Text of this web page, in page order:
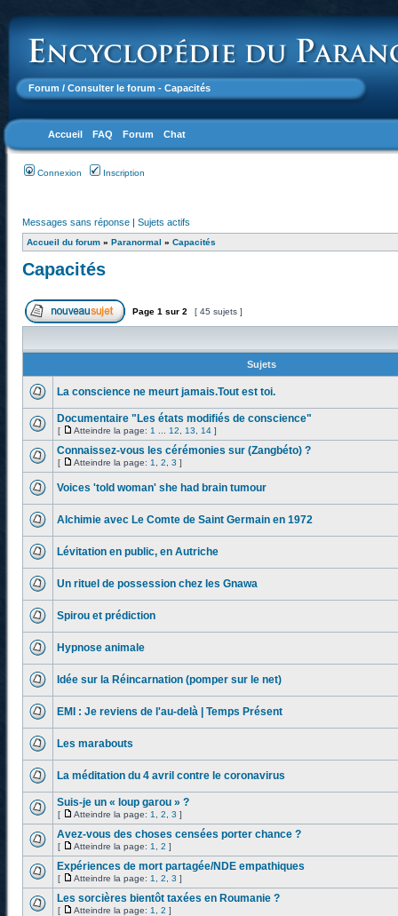
Forum / Consulter le forum - Capacités
Accueil FAQ Forum Chat
Connexion Inscription
Messages sans réponse | Sujets actifs
Accueil du forum » Paranormal » Capacités
Capacités
Page 1 sur 2 [ 45 sujets ]
Sujets
La conscience ne meurt jamais.Tout est toi.
Documentaire "Les états modifiés de conscience"
[ Atteindre la page: 1 12 13 14 ]
Connaissez-vous les cérémonies sur (Zangbéto) ?
[ Atteindre la page: 1 2 3 ]
Voices 'told woman' she had brain tumour
Alchimie avec Le Comte de Saint Germain en 1972
Lévitation en public, en Autriche
Un rituel de possession chez les Gnawa
Spirou et prédiction
Hypnose animale
Idée sur la Réincarnation (pomper sur le net)
EMI : Je reviens de l'au-delà | Temps Présent
Les marabouts
La méditation du 4 avril contre le coronavirus
Suis-je un « loup garou » ?
[ Atteindre la page: 1 2 3 ]
Avez-vous des choses censées porter chance ?
[ Atteindre la page: 1 2 ]
Expériences de mort partagée/NDE empathiques
[ Atteindre la page: 1 2 3 ]
Les sorcières bientôt taxées en Roumanie ?
[ Atteindre la page: 1 2 ]